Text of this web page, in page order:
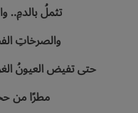
تثملُ‭ ‬بالدمِ.. ‬والنارِ‭.. ‬‮‬
والصرخاتِ‭ ‬الفظيعةِ
حتى‭ ‬تفيض‭ ‬العيونُ‭ ‬الغريقةُ‭ ‬في‭ ‬حزنِها
مطرًا‭ ‬من‭ ‬حجرْ‭.‬